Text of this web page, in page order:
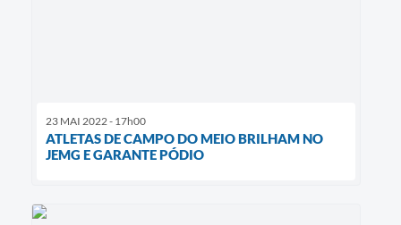
23 MAI 2022 - 17h00
ATLETAS DE CAMPO DO MEIO BRILHAM NO
JEMG E GARANTE PÓDIO